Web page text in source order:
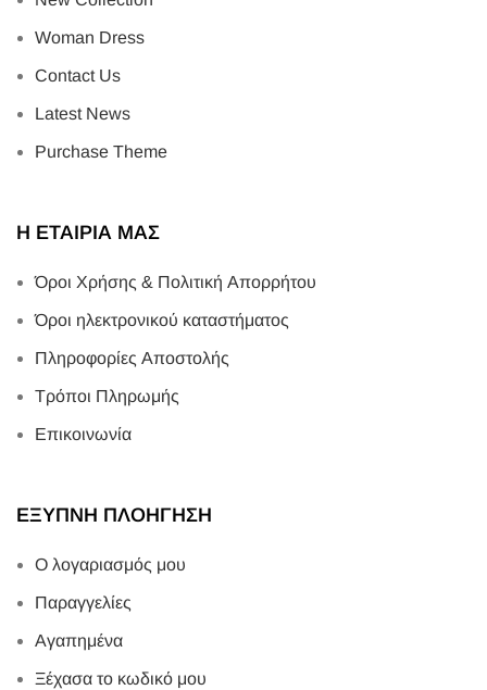
Woman Dress
Contact Us
Latest News
Purchase Theme
Η ΕΤΑΙΡΙΑ ΜΑΣ
Όροι Χρήσης & Πολιτική Απορρήτου
Όροι ηλεκτρονικού καταστήματος
Πληροφορίες Αποστολής
Τρόποι Πληρωμής
Επικοινωνία
ΕΞΥΠΝΗ ΠΛΟΗΓΗΣΗ
Ο λογαριασμός μου
Παραγγελίες
Αγαπημένα
Ξέχασα το κωδικό μου